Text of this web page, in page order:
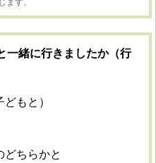
一緒に行きましたか（行
もと）
どちらかと